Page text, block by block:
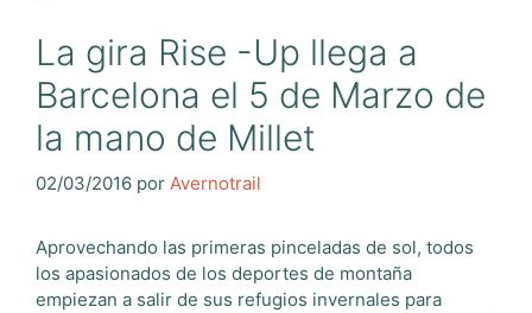
La gira Rise -Up llega a
Barcelona el 5 de Marzo de
la mano de Millet
02/03/2016 por Avernotrail
Aprovechando las primeras pinceladas de sol, todos
los apasionados de los deportes de montaña
empiezan a salir de sus refugios invernales para